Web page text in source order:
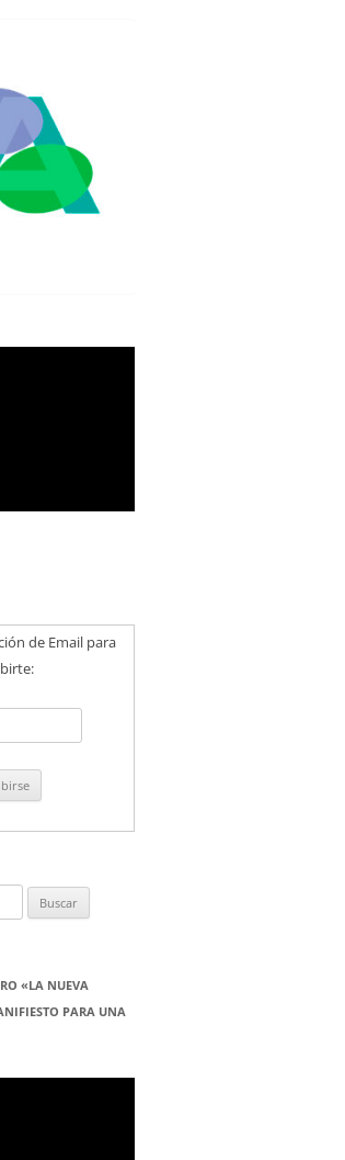
de Email para
«LA NUEVA
PARA UNA